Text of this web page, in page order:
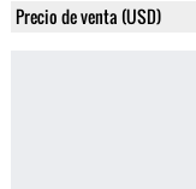
Precio de venta (USD)